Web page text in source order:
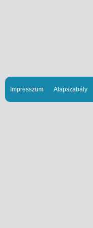
Impresszum Alapszabály